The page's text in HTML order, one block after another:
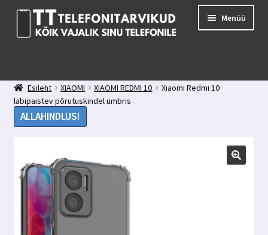
Liigu
navigeerimisele
Liigu
juurde
Menüü
Minu konto
Ostukorv
Tagasiside
Esileht XIAOMI XIAOMI REDMI 10
Xiaomi Redmi 10
läbipaistev põrutuskindel ümbris
ALLAHINDLUS!